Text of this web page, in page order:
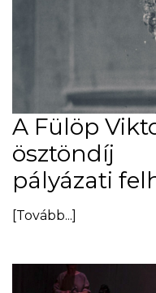
A Fülöp
ösztöndíj
pályázati
[Tovább...]